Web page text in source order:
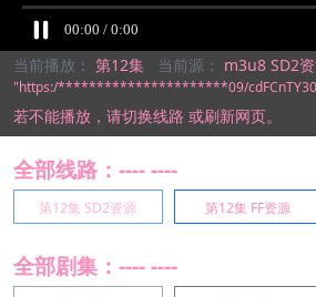
当前播放： 第12集 当前源： m3u8 SD2
"https:/**********************09/
若不能播放， 请切换线路 或刷新网页。
全部线路：---- ----
第12集 SD2资源 第12集 FF资源
全部剧集：---- ----